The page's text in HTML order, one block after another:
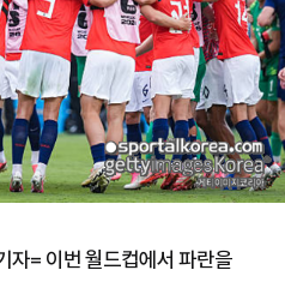
자= 이번 월드컵에서 파란을